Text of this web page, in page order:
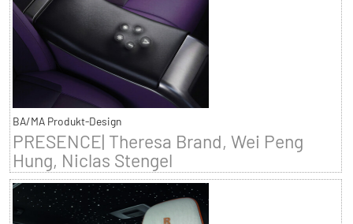
BA/MA Produkt-Design
PRESENCE| Theresa Brand, Wei Peng
Hung, Niclas Stengel